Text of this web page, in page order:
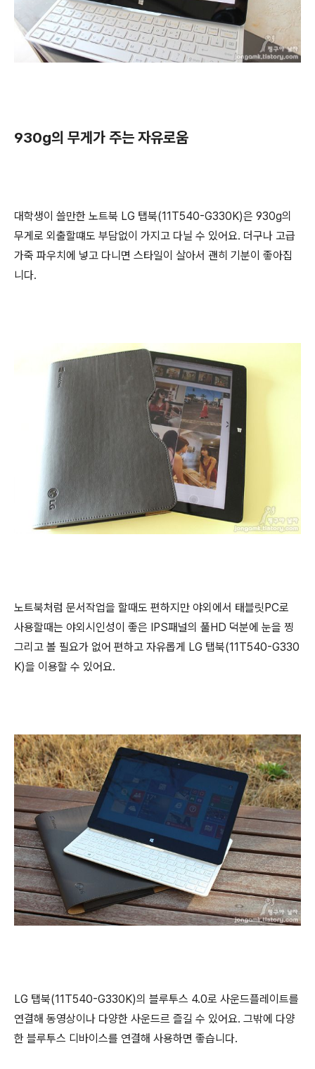
930g의 무게가 주는 자유로움
대학생이 쓸만한 노트북 LG 탭북(11T540-G330K)은 930g의
무게로 외출할떄도 부담없이 가지고 다닐 수 있어요. 더구나 고급
가죽 파우치에 넣고 다니면 스타일이 살아서 괜히 기분이 좋아집
니다.
노트북처럼 문서작업을 할때도 편하지만 야외에서 태블릿PC로
사용할때는 야외시인성이 좋은 IPS패널의 풀HD 덕분에 눈을 찡
그리고 볼 필요가 없어 편하고 자유롭게 LG 탭북(11T540-G330
K)을 이용할 수 있어요.
LG 탭북(11T540-G330K)의 블루투스 4.0로 사운드플레이트를
연결해 동영상이나 다양한 사운드르 즐길 수 있어요. 그밖에 다양
한 블루투스 디바이스를 연결해 사용하면 좋습니다.